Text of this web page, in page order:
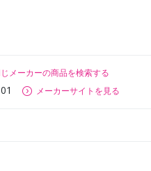
メーカーの商品を検索する
メーカーサイトを見る